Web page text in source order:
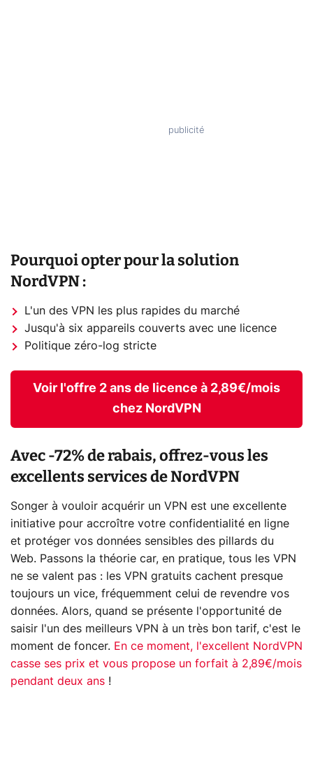
Pourquoi opter pour la solution
NordVPN :
L'un des VPN les plus rapides du marché
Jusqu'à six appareils couverts avec une licence
Politique zéro-log stricte
Voir l'offre 2 ans de licence à 2,89€/mois
chez NordVPN
Avec -72% de rabais, offrez-vous les
excellents services de NordVPN
Songer à vouloir acquérir un VPN est une excellente
initiative pour accroître votre confidentialité en ligne
et protéger vos données sensibles des pillards du
Web. Passons la théorie car, en pratique, tous les VPN
ne se valent pas : les VPN gratuits cachent presque
toujours un vice, fréquemment celui de revendre vos
données. Alors, quand se présente l'opportunité de
saisir l'un des meilleurs VPN à un très bon tarif, c'est le
moment de foncer. En ce moment, l'excellent NordVPN
casse ses prix et vous propose un forfait à 2,89€/mois
pendant deux ans !